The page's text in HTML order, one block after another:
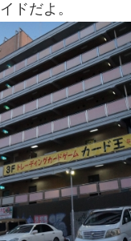
ドだよ。